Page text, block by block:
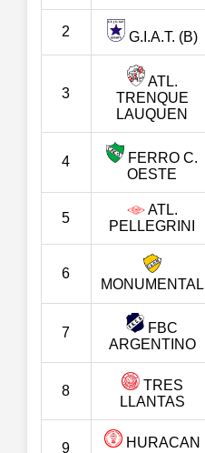
2 G.I.A.T. (B)
3
ATL.
TRENQUE
LAUQUEN
4
FERRO C.
OESTE
5
ATL.
PELLEGRINI
6
MONUMENTAL
7
FBC
ARGENTINO
8
TRES
LLANTAS
9
HURACAN